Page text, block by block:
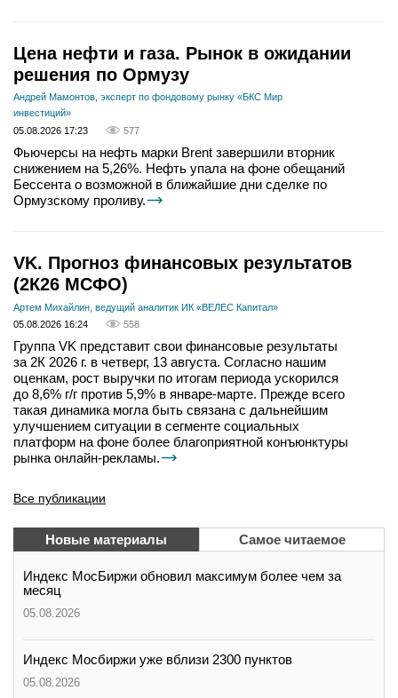
Цена нефти и газа. Рынок в ожидании
решения по Ормузу
Андрей Мамонтов, эксперт по фондовому рынку «БКС Мир
инвестиций»
05.08.2026 17:23
577
Фьючерсы на нефть марки Brent завершили вторник
снижением на 5,26%. Нефть упала на фоне обещаний
Бессента о возможной в ближайшие дни сделке по
Ормузскому проливу.
VK. Прогноз финансовых результатов
(2К26 МСФО)
Артем Михайлин, ведущий аналитик ИК «ВЕЛЕС Капитал»
05.08.2026 16:24
558
Группа VK представит свои финансовые результаты
за 2К 2026 г. в четверг, 13 августа. Согласно нашим
оценкам, рост выручки по итогам периода ускорился
до 8,6% г/г против 5,9% в январе-марте. Прежде всего
такая динамика могла быть связана с дальнейшим
улучшением ситуации в сегменте социальных
платформ на фоне более благоприятной конъюнктуры
рынка онлайн-рекламы.
Все публикации
Новые материалы Самое читаемое
Индекс МосБиржи обновил максимум более чем за
месяц
05.08.2026
Индекс Мосбиржи уже вблизи 2300 пунктов
05.08.2026